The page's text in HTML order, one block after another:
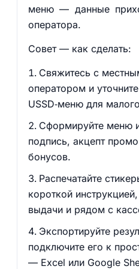
меню — данные
оператора.
Совет — как сделать:
Свяжитесь с
оператором и
USSD‑меню для
Сформируйте меню
подпись, акцепт
бонусов.
Распечатайте
короткой
выдачи и рядом с
Экспортируйте
подключите его к
— Excel или Google